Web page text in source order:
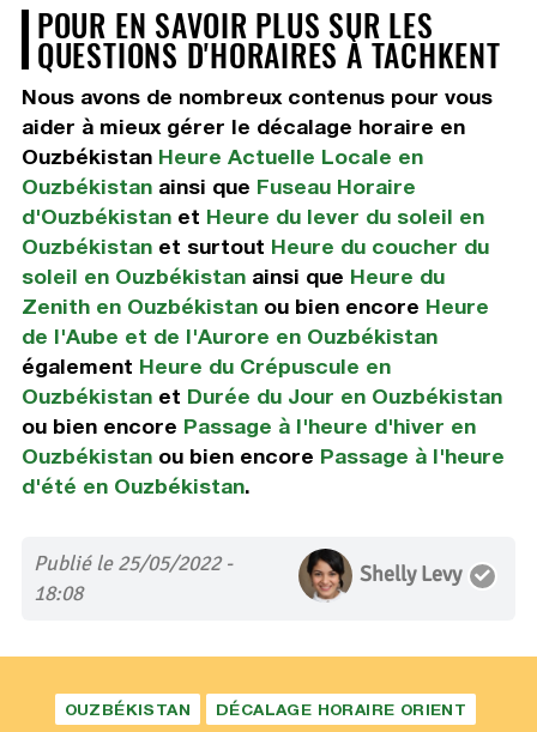
POUR EN SAVOIR PLUS SUR LES
QUESTIONS D'HORAIRES À TACHKENT
Nous avons de nombreux contenus pour vous
aider à mieux gérer le décalage horaire en
Ouzbékistan Heure Actuelle Locale en
Ouzbékistanainsi que Fuseau Horaire
d'Ouzbékistanet Heure du lever du soleil en
Ouzbékistanet surtout Heure du coucher du
soleil en Ouzbékistanainsi que Heure du
Zenith en Ouzbékistanou bien encore Heure
de l'Aube et de l'Aurore en Ouzbékistan
également Heure du Crépuscule en
Ouzbékistanet Durée du Jour en Ouzbékistan
ou bien encore Passage à l'heure d'hiver en
Ouzbékistanou bien encore Passage à l'heure
d'été en Ouzbékistan.
Publié le 25/05/2022 -
18:08
Shelly Levy
OUZBÉKISTAN DÉCALAGE HORAIRE ORIENT